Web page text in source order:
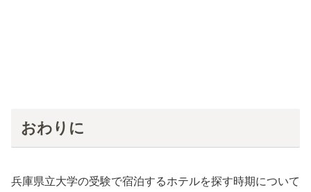
おわりに
兵庫県立大学の受験で宿泊するホテルを探す時期について